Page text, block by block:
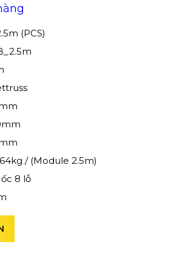
(PCS)
/ (Module 2.5m)
8 lỗ